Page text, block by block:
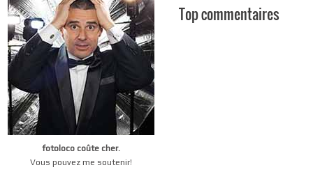
fotoloco coûte cher.
Vous pouvez me soutenir!
Top commentaires